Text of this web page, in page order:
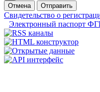
Отмена
Отправить
Свидетельство о
Электронный паспорт